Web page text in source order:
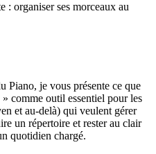
: organiser ses morceaux au
Piano, je vous présente ce que
comme outil essentiel pour les
et au-delà) qui veulent gérer
un répertoire et rester au clair
quotidien chargé.